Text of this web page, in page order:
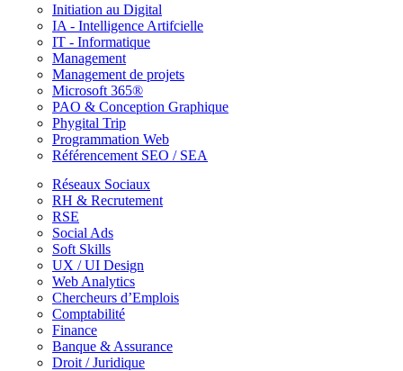
Initiation au Digital
IA - Intelligence Artifcielle
IT - Informatique
Management
Management de projets
Microsoft 365®
PAO & Conception Graphique
Phygital Trip
Programmation Web
Référencement SEO / SEA
Réseaux Sociaux
RH & Recrutement
RSE
Social Ads
Soft Skills
UX / UI Design
Web Analytics
Chercheurs d’Emplois
Comptabilité
Finance
Banque & Assurance
Droit / Juridique